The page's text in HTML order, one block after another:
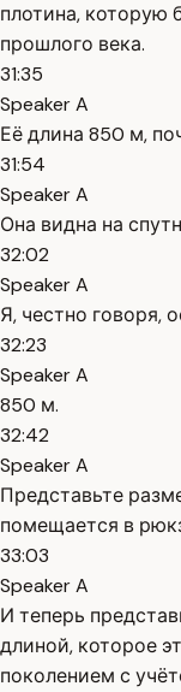
плотина, которую
прошлого века.
31:35
Speaker A
Её длина 850 м,
31:54
Speaker A
Она видна на
32:02
Speaker A
Я, честно говоря,
32:23
Speaker A
850 м.
32:42
Speaker A
Представьте
помещается в
33:03
Speaker A
И теперь
длиной, которое
поколением с